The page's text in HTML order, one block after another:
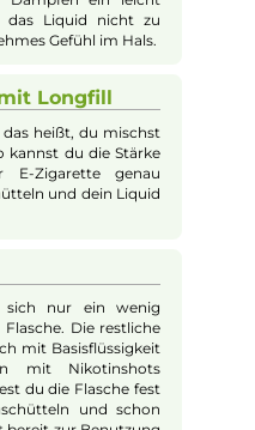
Geschmack der
mit einem Hauch
du den intensiven
Trauben
und süßes Aroma. Die
Liquid besonders
wenn du fruchtige
durch